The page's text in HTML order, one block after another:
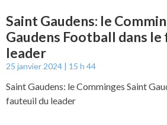
Saint Gaudens: le
Gaudens Football dans
leader
25 janvier 2024 15 h 44
Saint Gaudens: le Comminges Saint
fauteuil du leader